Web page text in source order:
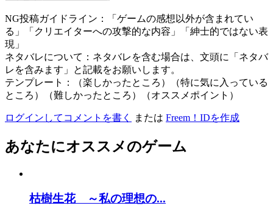
NG投稿ガイドライン：「ゲームの感想以外が含まれてい
る」「クリエイターへの攻撃的な内容」「紳士的ではない表
現」
ネタバレについて：ネタバレを含む場合は、文頭に「ネタバ
レを含みます」と記載をお願いします。
テンプレート：（楽しかったところ）（特に気に入っている
ところ）（難しかったところ）（オススメポイント）
ログインしてコメントを書く または Freem！IDを作成
あなたにオススメのゲーム
枯樹生花 ～私の理想の...